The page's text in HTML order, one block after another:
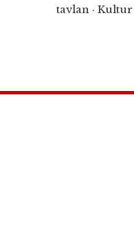
tavlan · Kultur